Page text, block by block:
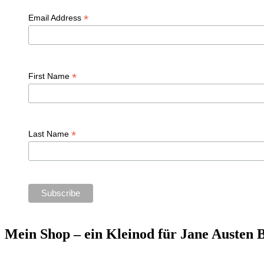
Email Address *
First Name *
Last Name *
Mein Shop – ein Kleinod für Jane Austen